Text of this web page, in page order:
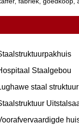
Staalgebou
staal struktuur